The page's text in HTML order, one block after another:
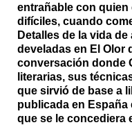
entrañable con
difíciles, cuando
Detalles de la vida
develadas en El Olor
conversación donde
literarias, sus
que sirvió de base a
publicada en España
que se le concediera